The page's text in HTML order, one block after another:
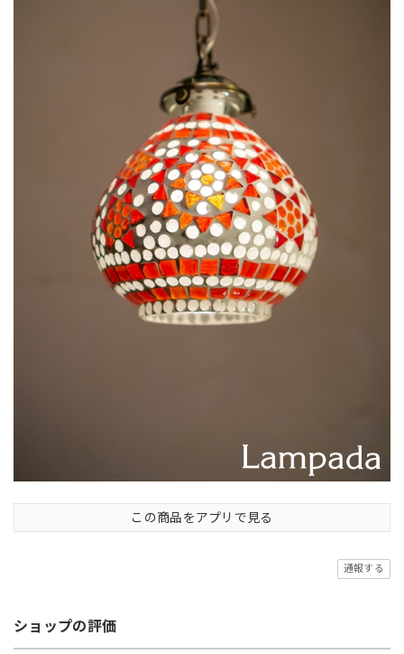
この商品をアプリで見る
通報する
ショップの評価